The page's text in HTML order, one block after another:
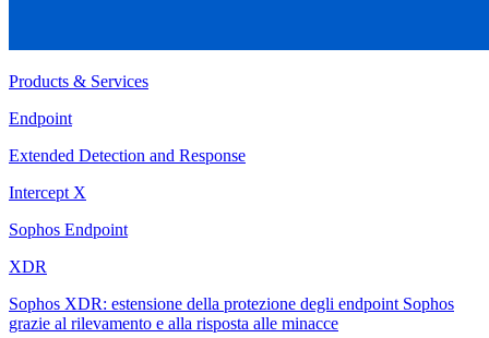
Products & Services
Endpoint
Extended Detection and Response
Intercept X
Sophos Endpoint
XDR
Sophos XDR: estensione della protezione degli endpoint Sophos
grazie al rilevamento e alla risposta alle minacce